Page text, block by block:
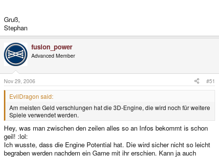
Gruß,
Stephan
fusion_power
Advanced Member
Nov 29, 2006 #51
EvilDragon said:
Am meisten Geld verschlungen hat die 3D-Engine, die wird noch für weitere
Spiele verwendet werden.
Hey, was man zwischen den zeilen alles so an Infos bekommt is schon
geil! :lol:
Ich wusste, dass die Engine Potential hat. Die wird sicher nicht so leicht
begraben werden nachdem ein Game mit ihr erschien. Kann ja auch